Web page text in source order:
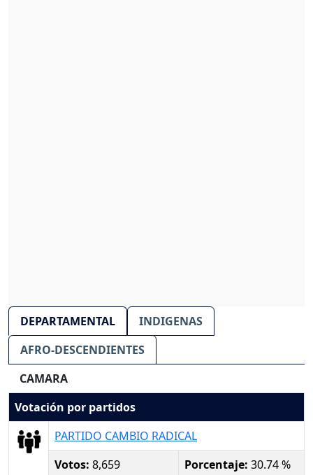
DEPARTAMENTAL
INDIGENAS
AFRO-DESCENDIENTES
CAMARA
Votación por partidos
PARTIDO CAMBIO RADICAL
Votos: 8,659 Porcentaje: 30.74 %